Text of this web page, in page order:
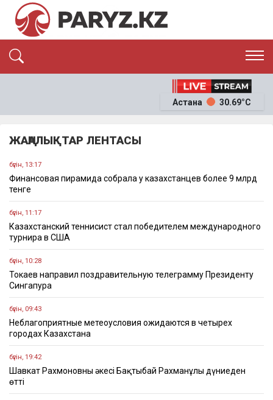
ЭКОНОМИКА
ОҚИҒА
Астана 30.69°C
ЖАҢАЛЫҚТАР ЛЕНТАСЫ
бүгін, 13:17
Финансовая пирамида собрала у казахстанцев более 9 млрд
тенге
бүгін, 11:17
Казахстанский теннисист стал победителем международного
турнира в США
бүгін, 10:28
Токаев направил поздравительную телеграмму Президенту
Сингапура
бүгін, 09:43
Неблагоприятные метеоусловия ожидаются в четырех
городах Казахстана
бүгін, 19:42
Шавкат Рахмоновның әкесі Бақтыбай Рахманұлы дүниеден
өтті